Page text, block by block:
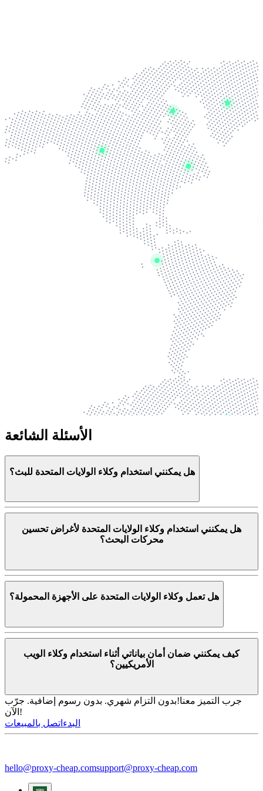
الأسئلة الشائعة
هل يمكنني استخدام وكلاء الولايات المتحدة للبث؟
هل يمكنني استخدام وكلاء الولايات المتحدة لأغراض تحسين
محركات البحث؟
هل تعمل وكلاء الولايات المتحدة على الأجهزة المحمولة؟
كيف يمكنني ضمان أمان بياناتي أثناء استخدام وكلاء الويب
الأمريكيين؟
جرب التميز معنا!بدون التزام شهري. بدون رسوم إضافية. جرّب
الآن!
البدء اتصل بالمبيعات
hello@proxy-cheap.comsupport@proxy-cheap.com